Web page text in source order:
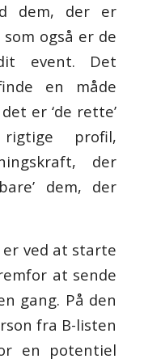
dem, der er
også er de
event. Det
en måde
er ‘de rette’
profil,
der
dem, der
ved at starte
at sende
gang. På den
fra B-listen
en potentiel